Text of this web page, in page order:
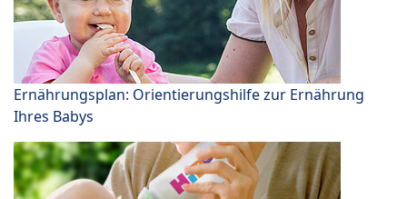
Ernährungsplan: Orientierungshilfe zur Ernährung
Ihres Babys